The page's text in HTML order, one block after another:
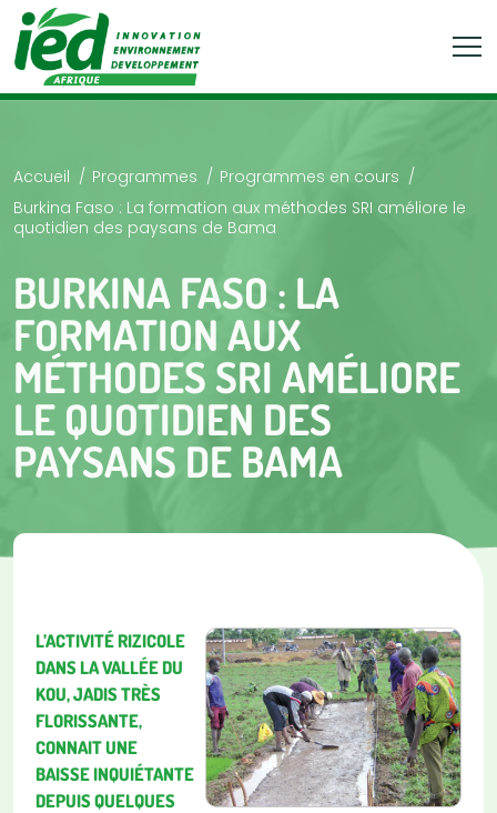
Accueil Programmes
Programmes en cours
Burkina Faso : La formation aux méthodes SRI améliore le
quotidien des paysans de Bama
BURKINA FASO : LA
FORMATION AUX
MÉTHODES SRI AMÉLIORE
LE QUOTIDIEN DES
PAYSANS DE BAMA
L’ACTIVITÉ RIZICOLE
DANS LA VALLÉE DU
KOU, JADIS TRÈS
FLORISSANTE,
CONNAIT UNE
BAISSE INQUIÉTANTE
DEPUIS QUELQUES